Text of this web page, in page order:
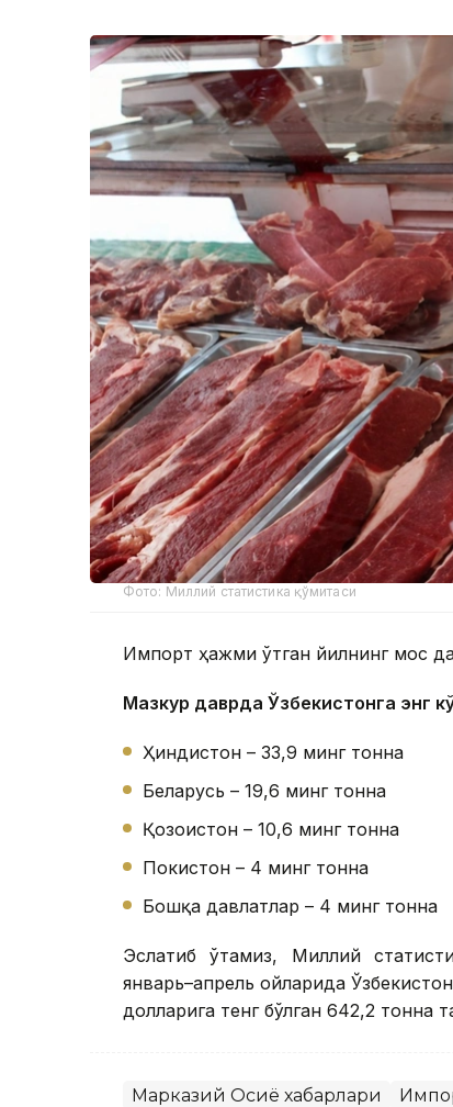
Фото: Миллий статистика қўмитаси
Импорт ҳажми ўтган йилнинг мос
Мазкур даврда Ўзбекистонга энг
Ҳиндистон – 33,9 минг тонна
Беларусь – 19,6 минг тонна
Қозоғистон – 10,6 минг тонна
Покистон – 4 минг тонна
Бошқа давлатлар – 4 минг тонна
Эслатиб ўтамиз, Миллий
январь–апрель ойларида
долларига тенг бўлган 642,2 тонна
Марказий Осиё хабарлари